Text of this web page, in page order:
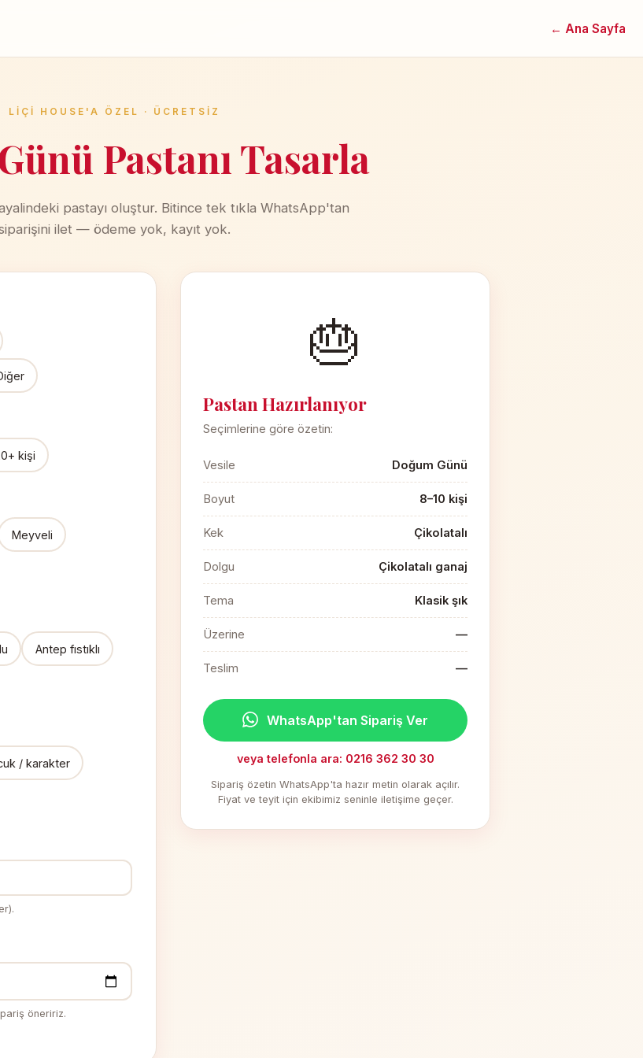
← Ana Sayfa
LIÇI HOUSE'A ÖZEL · ÜCRETSIZ
Pastanı Tasarla
pastayı oluştur. Bitince tek tıkla WhatsApp'tan
ilet — ödeme yok, kayıt yok.
kişi
Meyveli
Antep fıstıklı
/ karakter
öneririz.
🎂
Pastan Hazırlanıyor
Seçimlerine göre özetin:
Vesile Doğum Günü
Boyut 8–10 kişi
Kek Çikolatalı
Dolgu Çikolatalı ganaj
Tema Klasik şık
Üzerine —
Teslim —
WhatsApp'tan Sipariş Ver
veya telefonla ara: 0216 362 30 30
Sipariş özetin WhatsApp'ta hazır metin olarak açılır.
Fiyat ve teyit için ekibimiz seninle iletişime geçer.